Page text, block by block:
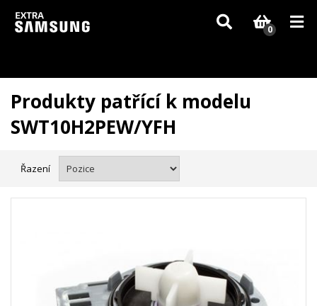
Vzhledem k aktuální situaci se může dodání dílů, které nejsou skladem,
zpozdit. Děkujeme za pochopení.
0
Produkty patřící k modelu
SWT10H2PEW/YFH
Řazení